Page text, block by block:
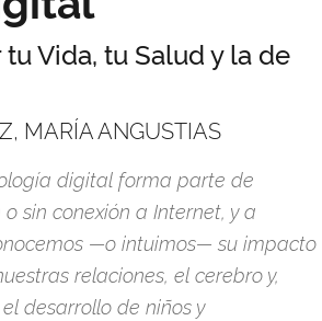
Vida, tu Salud y la de
MARÍA ANGUSTIAS
digital forma parte de
sin conexión a Internet, y a
—o intuimos— su impacto
relaciones, el cerebro y,
desarrollo de niños y